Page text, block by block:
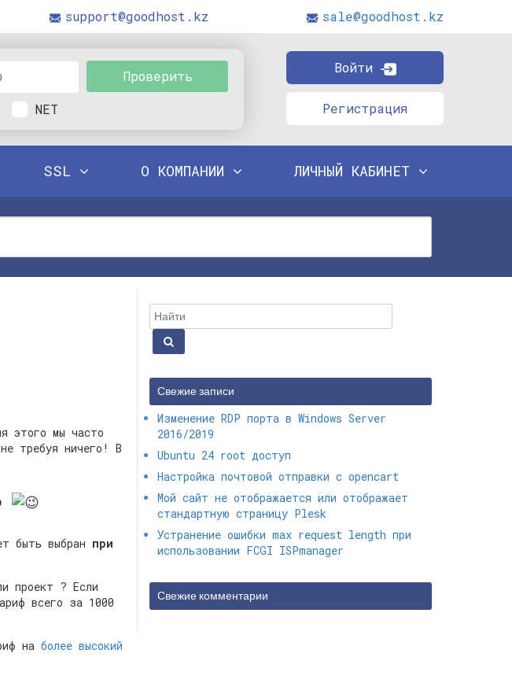
support@goodhost.kz sale@goodhost.kz
Проверить
NET
Войти
Регистрация
SSL О КОМПАНИИ ЛИЧНЫЙ КАБИНЕТ
этого мы часто
требуя ничего! В
быть выбран при
проект ? Если
всего за 1000
на более высокий
Свежие записи
Изменение RDP порта в Windows Server
2016/2019
Ubuntu 24 root доступ
Настройка почтовой отправки с opencart
Мой сайт не отображается или отображает
стандартную страницу Plesk
Устранение ошибки max request length при
использовании FCGI ISPmanager
Свежие комментарии